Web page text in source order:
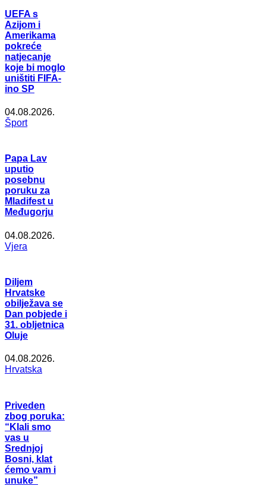
UEFA s
Azijom i
Amerikama
pokreće
natjecanje
koje bi moglo
uništiti FIFA-
ino SP
04.08.2026.
Šport
Papa Lav
uputio
posebnu
poruku za
Mladifest u
Međugorju
04.08.2026.
Vjera
Diljem
Hrvatske
obilježava se
Dan pobjede i
31. obljetnica
Oluje
04.08.2026.
Hrvatska
Priveden
zbog poruka:
“Klali smo
vas u
Srednjoj
Bosni, klat
ćemo vam i
unuke”